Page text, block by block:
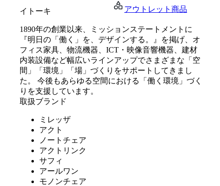
アウトレット商品
イトーキ
1890年の創業以来、ミッションステートメントに
『明日の「働く」を、デザインする。』を掲げ、オ
フィス家具、物流機器、ICT・映像音響機器、建材
内装設備など幅広いラインアップでさまざまな「空
間」「環境」「場」づくりをサポートしてきまし
た。 今後もあらゆる空間における「働く環境」づく
りを支援しています。
取扱ブランド
ミレッザ
アクト
ノートチェア
アクトリンク
サフィ
アールワン
モノンチェア